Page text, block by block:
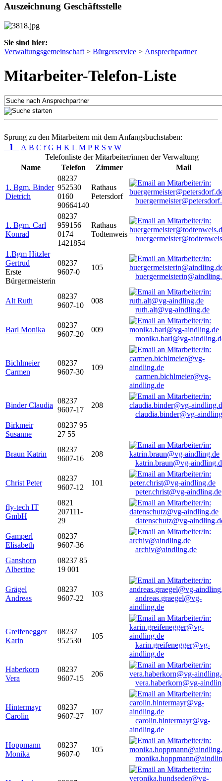
Auszeichnung Geschäftsstelle
Sie sind hier:
Verwaltungsgemeinschaft > Bürgerservice > Ansprechpartner
Mitarbeiter-Telefon-Liste
Sprung zu den Mitarbeitern mit dem Anfangsbuchstaben:
1 A B C f G H K L M P R S v W
Telefonliste der Mitarbeiter/innen der Verwaltung
Name
Telefon Zimmer Mail
1. Bgm. Binder
Dietrich
08237
952530
0160
90664140
Rathaus
Petersdorf
1. Bgm. Carl
Konrad
08237
959156
0174
1421854
Rathaus
Todtenweis
1.Bgm Hitzler
Gertrud
Erste
Bürgermeisterin
08237
9607-0
105
Alt Ruth
08237
9607-10
008
ruth.alt@vg-aindling.de
Barl Monika
08237
9607-20
009
monika.barl@vg-
Bichlmeier
Carmen
08237
9607-30
109
carmen.bichlmeier@vg-
aindling.de
Binder Claudia
08237
9607-17
208
claudia.binder@vg-
Birkmeir
Susanne
08237 95
27 55
Braun Katrin
08237
9607-16
208
katrin.braun@vg-
Christ Peter
08237
9607-12
101
peter.christ@vg-aindling.de
fly-tech IT
GmbH
0821
207111-
29
datenschutz@vg-
Gamperl
Elisabeth
08237
9607-36
archiv@aindling.de
Ganshorn
Albertine
08237 85
19 001
Grägel
Andreas
08237
9607-22
103
andreas.graegel@vg-
aindling.de
Greifenegger
Karin
08237
952530
105
karin.greifenegger@vg-
aindling.de
Haberkorn
Vera
08237
9607-15
206
vera.haberkorn@vg-
Hintermayr
Carolin
08237
9607-27
107
carolin.hintermayr@vg-
aindling.de
Hoppmann
Monika
08237
9607-0
105